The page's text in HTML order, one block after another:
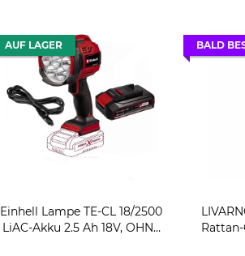
AUF LAGER
Einhell Lampe TE-CL 18/2500
LiAC-Akku 2.5 Ah 18V, OHNE
BALD